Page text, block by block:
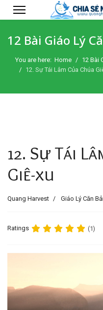
12 Bài Giáo Lý
You are here: Home
12 Bài
12. Sự Tái Lâm Của Chúa
12. Sự Tái
Giê-xu
Quang Harvest Giáo Lý Căn
Ratings (1)